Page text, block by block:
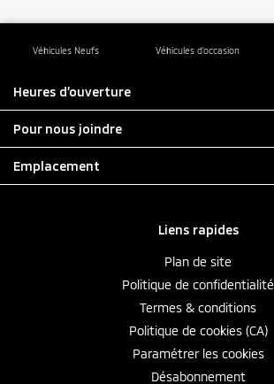
Véhicules Neufs Véhicules d’occasion
Liens rapides
Plan de site
Politique de confidentialité
Termes & conditions
Politique de cookies (CA)
Paramétrer les cookies
Désabonnement
Heures d’ouverture
Pour nous joindre
Emplacement